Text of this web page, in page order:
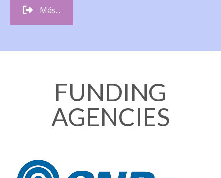
Más...
FUNDING
AGENCIES